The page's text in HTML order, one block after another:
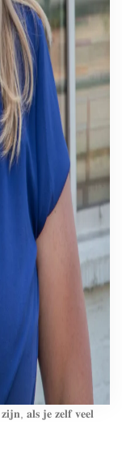
𝐚𝐥𝐬 𝐣𝐞 𝐳𝐞𝐥𝐟 𝐯𝐞𝐞𝐥